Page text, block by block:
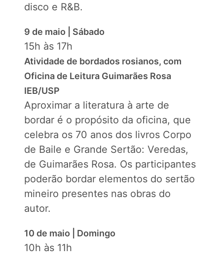
disco e R&B.
9 de maio | Sábado
15h às 17h
Atividade de bordados rosianos, com
Oficina de Leitura Guimarães Rosa
IEB/USP
Aproximar a literatura à arte de
bordar é o propósito da oficina, que
celebra os 70 anos dos livros Corpo
de Baile e Grande Sertão: Veredas,
de Guimarães Rosa. Os participantes
poderão bordar elementos do sertão
mineiro presentes nas obras do
autor.
10 de maio | Domingo
10h às 11h